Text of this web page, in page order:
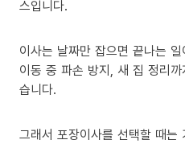
스입니다.
이사는 날짜만 잡으면 끝나는
이동 중 파손 방지, 새 집 정리
습니다.
그래서 포장이사를 선택할 때는